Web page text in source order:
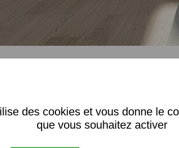
BUREAU
des cookies et vous donne le
que vous souhaitez activer